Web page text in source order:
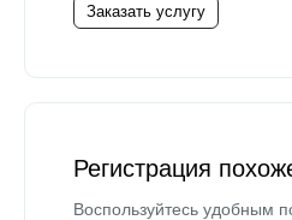
Заказать услугу
Регистрация
Воспользуйтесь удобным